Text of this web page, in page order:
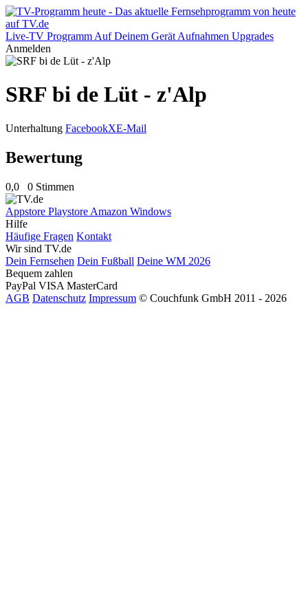
Live-TV Programm Auf Deinem Gerät Aufnahmen Upgrades
Anmelden
SRF bi de Lüt - z'Alp
Unterhaltung FacebookXE-Mail
Bewertung
0,0 0 Stimmen
Appstore Playstore Amazon Windows
Hilfe
Häufige Fragen Kontakt
Wir sind TV.de
Dein Fernsehen Dein Fußball Deine WM 2026
Bequem zahlen
PayPal VISA MasterCard
AGB Datenschutz Impressum © Couchfunk GmbH 2011 - 2026